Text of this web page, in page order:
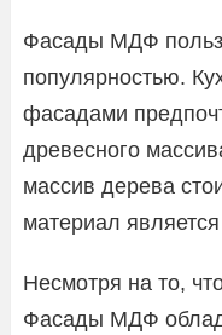
Фасады МДФ
популярностью.
фасадами
древесного
массив дерева
материал
Несмотря на то,
Фасады МДФ